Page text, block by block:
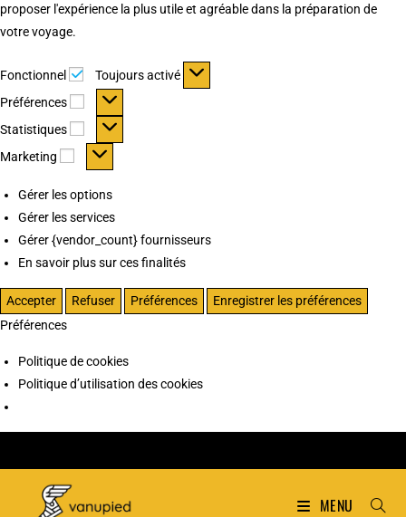
proposer l'expérience la plus utile et agréable dans la préparation de
votre voyage.
Fonctionnel Fonctionnel
Toujours activé
Préférences
Préférences
Statistiques Statistiques
Marketing Marketing
Gérer les options
Gérer les services
Gérer {vendor_count} fournisseurs
En savoir plus sur ces finalités
Accepter Refuser Préférences
Enregistrer les préférences
Préférences
Politique de cookies
Politique d’utilisation des cookies
MENU